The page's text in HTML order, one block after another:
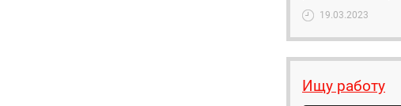
19.03.2023
Ищу работу